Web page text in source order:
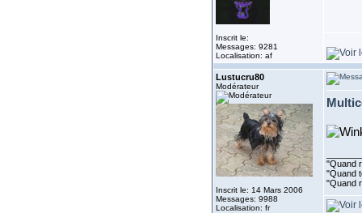
Inscrit le:
Messages: 9281
Localisation: af
Lustucru80
Modérateur
Inscrit le: 14 Mars 2006
Messages: 9988
Localisation: fr
"Quand
"Quand
"Quand